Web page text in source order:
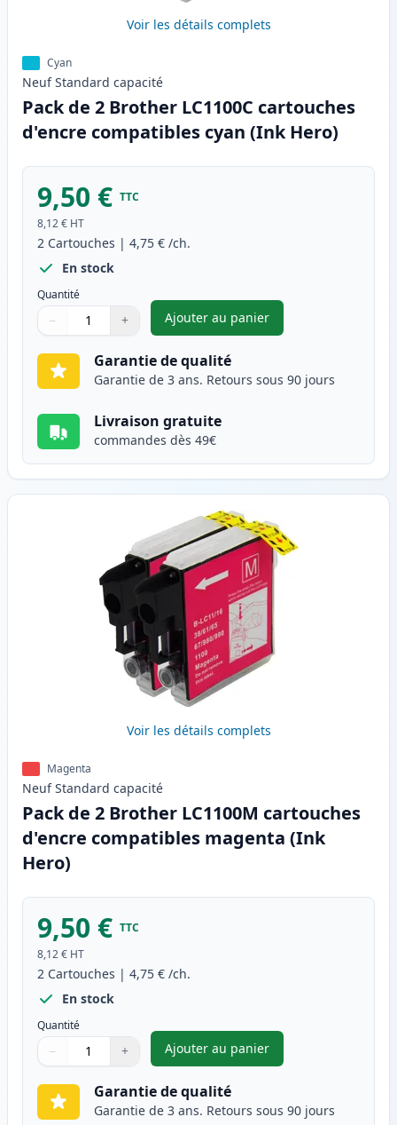
Voir les détails complets
Cyan
Neuf Standard capacité
Pack de 2 Brother LC1100C cartouches
d'encre compatibles cyan (Ink Hero)
9,50 € TTC
8,12 € HT
2 Cartouches | 4,75 € /ch.
En stock
Quantité
Quantité
Utilisez les boutons pour ajuster
− +
Quantité
Ajouter au panier
,Pack de 2 Brother LC1100C
Garantie de qualité
Garantie de 3 ans. Retours sous 90 jours
Livraison gratuite
commandes dès 49€
Voir les détails complets
Magenta
Neuf Standard capacité
Pack de 2 Brother LC1100M cartouches
d'encre compatibles magenta (Ink
Hero)
9,50 € TTC
8,12 € HT
2 Cartouches | 4,75 € /ch.
En stock
Quantité
Quantité
Utilisez les boutons pour ajuster
− +
Quantité
Ajouter au panier
,Pack de 2 Brother LC1100M
Garantie de qualité
Garantie de 3 ans. Retours sous 90 jours